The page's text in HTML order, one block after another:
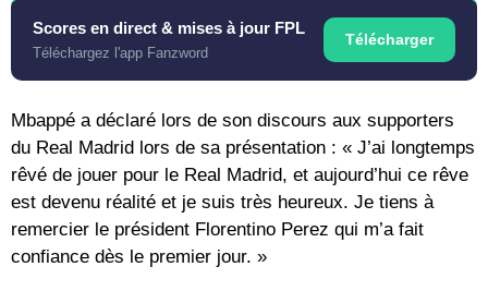
Scores en direct & mises à jour FPL
Téléchargez l'app Fanzword
Télécharger
Mbappé a déclaré lors de son discours aux supporters
du Real Madrid lors de sa présentation : « J’ai longtemps
rêvé de jouer pour le Real Madrid, et aujourd’hui ce rêve
est devenu réalité et je suis très heureux. Je tiens à
remercier le président Florentino Perez qui m’a fait
confiance dès le premier jour. »